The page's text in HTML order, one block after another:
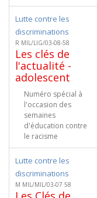
Lutte contre les
discriminations
R MIL/LIG/03-08-58
Les clés de
l'actualité -
adolescent
Numéro spécial à
l'occasion des
semaines
d'éducation contre
le racisme
Lutte contre les
discriminations
M MIL/MIL/03-07 58